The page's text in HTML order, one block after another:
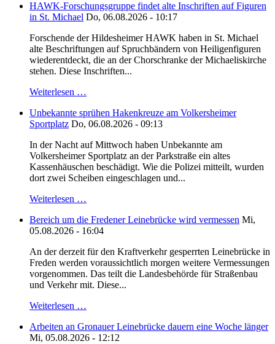
HAWK-Forschungsgruppe findet alte Inschriften auf Figuren
in St. Michael Do, 06.08.2026 - 10:17
Forschende der Hildesheimer HAWK haben in St. Michael
alte Beschriftungen auf Spruchbändern von Heiligenfiguren
wiederentdeckt, die an der Chorschranke der Michaeliskirche
stehen. Diese Inschriften...
Weiterlesen …
Unbekannte sprühen Hakenkreuze am Volkersheimer
Sportplatz Do, 06.08.2026 - 09:13
In der Nacht auf Mittwoch haben Unbekannte am
Volkersheimer Sportplatz an der Parkstraße ein altes
Kassenhäuschen beschädigt. Wie die Polizei mitteilt, wurden
dort zwei Scheiben eingeschlagen und...
Weiterlesen …
Bereich um die Fredener Leinebrücke wird vermessen Mi,
05.08.2026 - 16:04
An der derzeit für den Kraftverkehr gesperrten Leinebrücke in
Freden werden voraussichtlich morgen weitere Vermessungen
vorgenommen. Das teilt die Landesbehörde für Straßenbau
und Verkehr mit. Diese...
Weiterlesen …
Arbeiten an Gronauer Leinebrücke dauern eine Woche länger
Mi, 05.08.2026 - 12:12